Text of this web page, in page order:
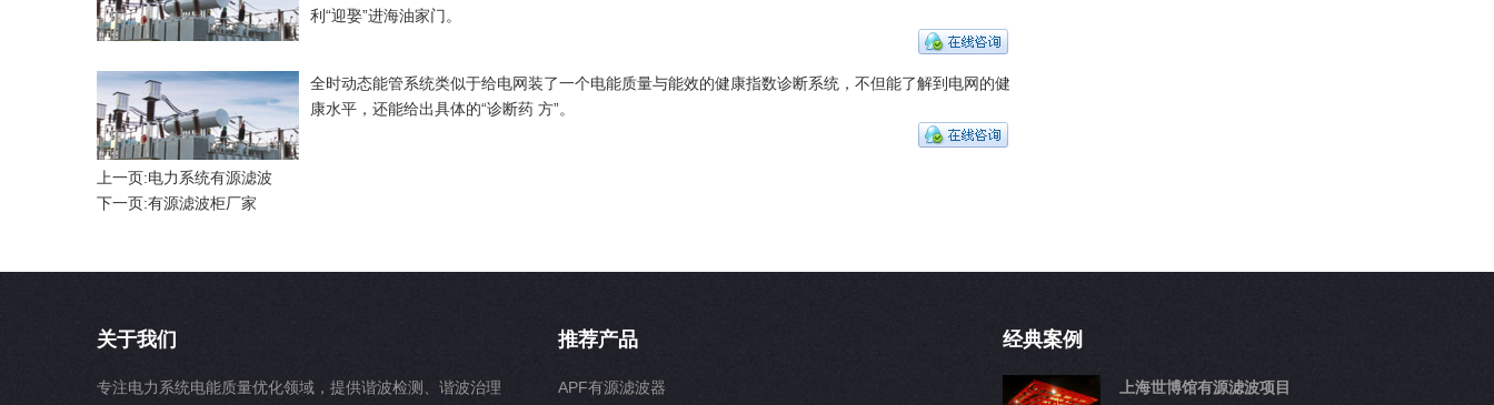
利“迎娶”进海油家门。
全时动态能管系统类似于给电网装了一个电能质量与能效的健康指数诊断系统，不但能了解到电网的健
康水平，还能给出具体的“诊断药 方”。
上一页:电力系统有源滤波
下一页:有源滤波柜厂家
关于我们
专注电力系统电能质量优化领域，提供谐波检测、谐波治理
推荐产品
APF有源滤波器
经典案例
上海世博馆有源滤波项目